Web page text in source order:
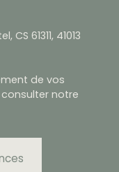
61311, 41013
de vos
notre